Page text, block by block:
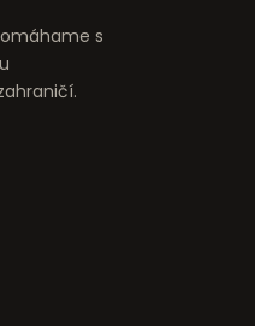
s